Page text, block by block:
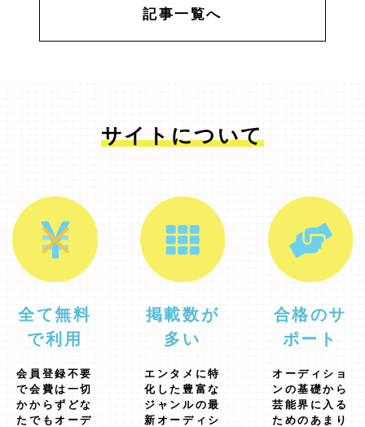
記事一覧へ
サイトについて
全て無料
で利用
会員登録不要
で会費は一切
かからずどな
たでもオーデ
掲載数が
多い
エンタメに特
化した豊富な
ジャンルの最
新オーディシ
合格のサ
ポート
オーディショ
ンの基礎から
芸能界に入る
ためのあまり